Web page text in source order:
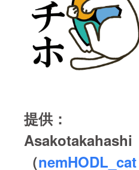
提供：
Asakotakahashi
（nemHODL_cat